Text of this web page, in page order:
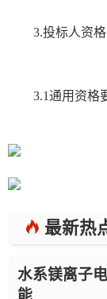
3.投标人资
3.1通用资格
最新热
水系镁离子
能